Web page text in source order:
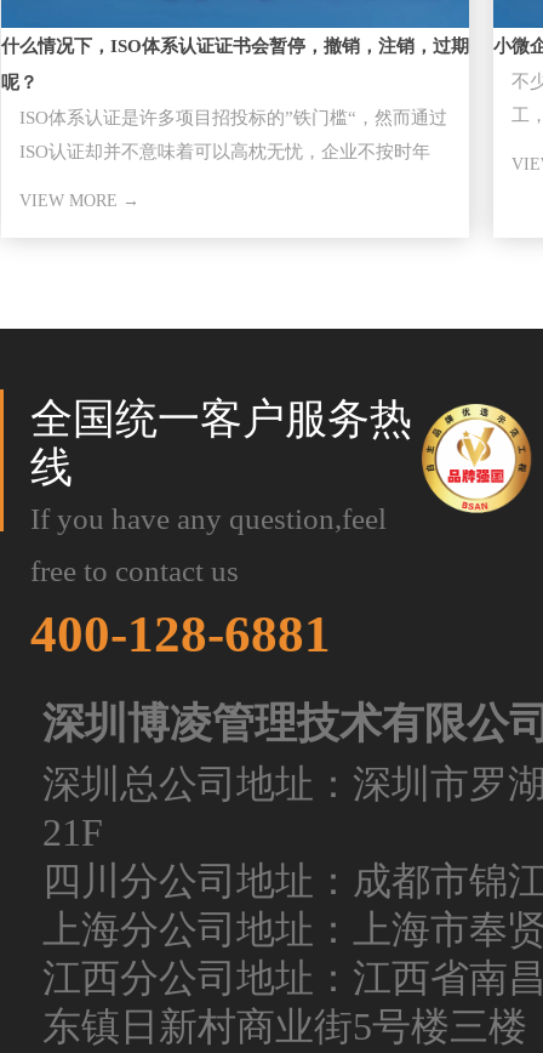
什么情况下，ISO体系认证证书会暂停，撤销，注销，过期
呢？
ISO体系认证是许多项目招投标的”铁门槛“，然而通过
ISO认证却并不意味着可以高枕无忧，企业不按时年
VIEW MORE →
小微
不
工
全国统一客户服务热
线
If you have any question,feel
free to contact us
400-128-6881
深圳博凌管理技术有限公
深圳总公司地址：深圳市罗
21F
四川分公司地址：成都市锦
上海分公司地址：上海市奉
江西分公司地址：江西省南
东镇日新村商业街5号楼三楼